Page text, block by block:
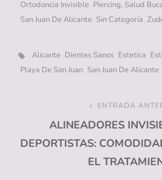
Ortodoncia Invisible Piercing, Salud
San Juan De Alicante Sin Categoría
Etiquetas,
Alicante Dientes Sanos Estetica
Playa De San Juan San Juan De Alicante
Navegación
de
entradas
ENTRADA
ALINEADORES
DEPORTISTAS:
EL